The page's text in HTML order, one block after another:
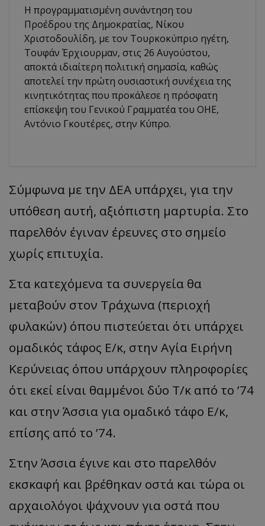
Η προγραμματισμένη συνάντηση του
Προέδρου της Δημοκρατίας, Νίκου
Χριστοδουλίδη, με τον Τουρκοκύπριο ηγέτη,
Τουφάν Έρχιουρμαν, στις 26 Αυγούστου,
αποκτά ιδιαίτερη πολιτική σημασία, καθώς
αποτελεί την πρώτη ουσιαστική συνέχεια της
κινητικότητας που προκάλεσε η πρόσφατη
επίσκεψη του Γενικού Γραμματέα του ΟΗΕ,
Αντόνιο Γκουτέρες, στην Κύπρο.
Σύμφωνα με την ΔΕΑ υπάρχει, για την
υπόθεση αυτή, αξιόπιστη μαρτυρία. Στο
παρελθόν έγιναν έρευνες στο σημείο
χωρίς επιτυχία.
Στα κατεχόμενα τα συνεργεία θα
μεταβούν στον Τράχωνα (περιοχή
φυλακών) όπου πιστεύεται ότι υπάρχει
ομαδικός τάφος Ε/κ, στην Αγία Ειρήνη
Κερύνειας όπου υπάρχουν πληροφορίες
ότι εκεί είναι θαμμένοι δύο Τ/κ από το ’74
και στην Άσσια για ομαδικό τάφο Ε/κ,
επίσης από το ’74.
Στην Άσσια έγινε και στο παρελθόν
εκσκαφή και βρέθηκαν οστά και τώρα οι
αρχαιολόγοι ψάχνουν για οστά που